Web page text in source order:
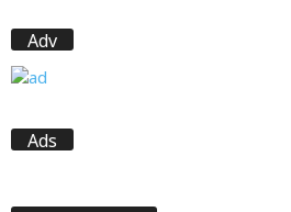
Adv
Ads